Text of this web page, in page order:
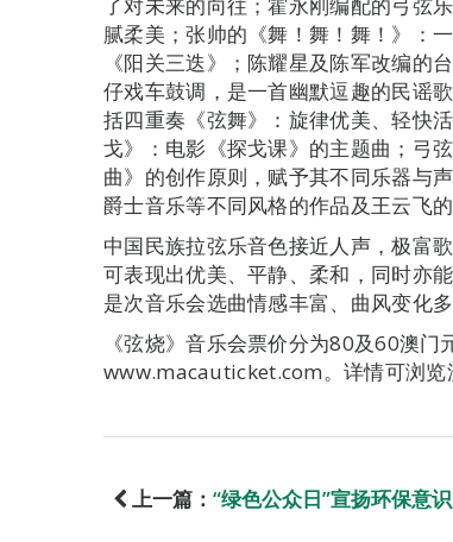
了对未来的向往；霍永刚编配的弓弦
腻柔美；张帅的《舞！舞！舞！》：
《阳关三迭》；陈耀星及陈军改编的
仔戏车鼓调，是一首幽默逗趣的民谣
括四重奏《弦舞》：旋律优美、轻快
戈》：电影《探戈课》的主题曲；弓
曲》的创作原则，赋予其不同乐器与
爵士音乐等不同风格的作品及王云飞
中国民族拉弦乐音色接近人声，极富
可表现出优美、平静、柔和，同时亦
是次音乐会选曲情感丰富、曲风变化
《弦烧》音乐会票价分为80及60澳
www.macauticket.com。详情可浏览
上一篇： “绿色公众日”宣扬环保意识